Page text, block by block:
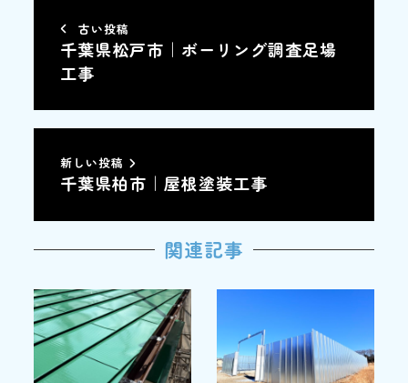
古い投稿
千葉県松戸市｜ボーリング調査足場
工事
新しい投稿
千葉県柏市｜屋根塗装工事
関連記事